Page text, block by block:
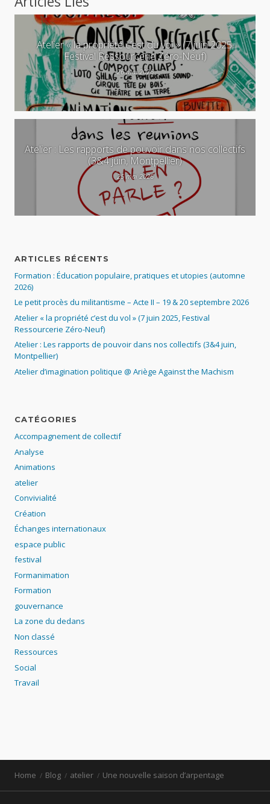
Atelier « la propriété c’est du vol » (7 juin 2025,
Festival Ressourcerie Zéro-Neuf)
26 mai 2026
Atelier : Les rapports de pouvoir dans nos collectifs
(3&4 juin, Montpellier)
25 mai 2026
ARTICLES RÉCENTS
Formation : Éducation populaire, pratiques et utopies (automne
2026)
Le petit procès du militantisme – Acte II – 19 & 20 septembre 2026
Atelier « la propriété c’est du vol » (7 juin 2025, Festival
Ressourcerie Zéro-Neuf)
Atelier : Les rapports de pouvoir dans nos collectifs (3&4 juin,
Montpellier)
Atelier d’imagination politique @ Ariège Against the Machism
CATÉGORIES
Accompagnement de collectif
Analyse
Animations
atelier
Convivialité
Création
Échanges internationaux
espace public
festival
Formanimation
Formation
gouvernance
La zone du dedans
Non classé
Ressources
Social
Travail
Home Blog atelier Une nouvelle saison d’arpentage